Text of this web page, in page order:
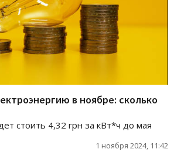
в ноябре: сколько
стоить 4,32 грн за кВт*ч до мая
1 ноября 2024, 11:42